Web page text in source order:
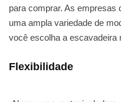
para comprar. As empresas
uma ampla variedade de
você escolha a escavadeira
Flexibilidade